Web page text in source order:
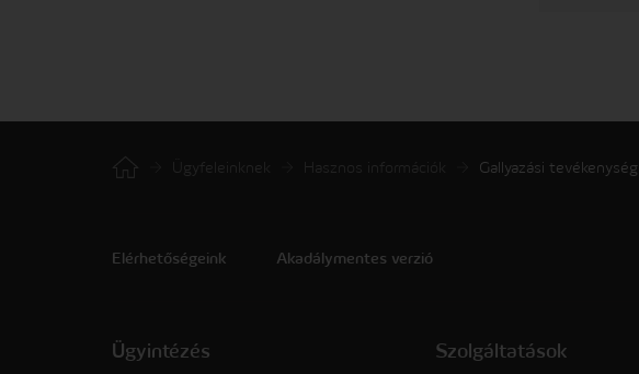
Ügyfeleinknek Hasznos információk Gallyazási tevékenység
Elérhetőségeink Akadálymentes verzió
Ügyintézés Szolgáltatások